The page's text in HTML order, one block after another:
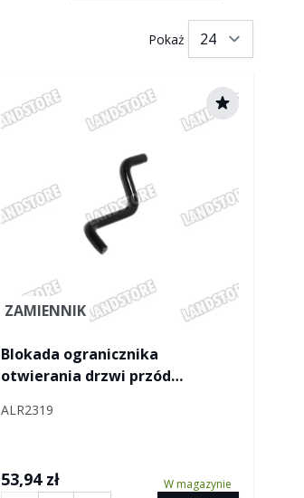
Pokaż
ZAMIENNIK
Blokada ogranicznika
otwierania drzwi przód
ALR2319
53,94 zł W magazynie